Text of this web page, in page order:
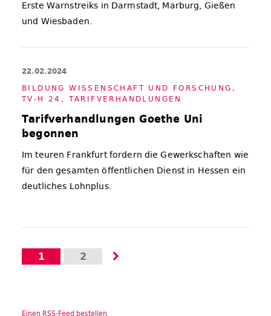
Erste Warnstreiks in Darmstadt, Marburg, Gießen
und Wiesbaden.
22.02.2024
BIL­DUNG WIS­SEN­SCHAFT UND FOR­SCHUNG ,
TV-H 24 , TA­RIF­VER­HAND­LUN­GEN
Tarifverhandlungen Goethe Uni
begonnen
Im teuren Frankfurt fordern die Gewerkschaften wie
für den gesamten öffentlichen Dienst in Hessen ein
deutliches Lohnplus.
1 2
Einen RSS-Feed bestellen